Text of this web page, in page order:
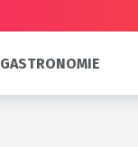
GASTRONOMIE